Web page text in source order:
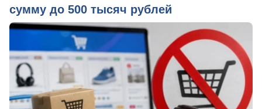
сумму до 500 тысяч рублей